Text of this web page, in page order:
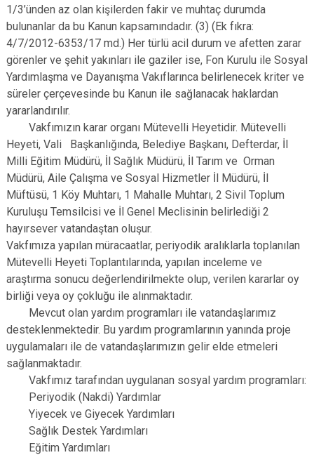
1/3’ünden az olan kişilerden fakir ve muhtaç durumda
bulunanlar da bu Kanun kapsamındadır. (3) (Ek fıkra:
4/7/2012-6353/17 md.) Her türlü acil durum ve afetten zarar
görenler ve şehit yakınları ile gaziler ise, Fon Kurulu ile Sosyal
Yardımlaşma ve Dayanışma Vakıflarınca belirlenecek kriter ve
süreler çerçevesinde bu Kanun ile sağlanacak haklardan
yararlandırılır.
Vakfımızın karar organı Mütevelli Heyetidir. Mütevelli
Heyeti, Vali Başkanlığında, Belediye Başkanı, Defterdar, İl
Milli Eğitim Müdürü, İl Sağlık Müdürü, İl Tarım ve Orman
Müdürü, Aile Çalışma ve Sosyal Hizmetler İl Müdürü, İl
Müftüsü, 1 Köy Muhtarı, 1 Mahalle Muhtarı, 2 Sivil Toplum
Kuruluşu Temsilcisi ve İl Genel Meclisinin belirlediği 2
hayırsever vatandaştan oluşur.
Vakfımıza yapılan müracaatlar, periyodik aralıklarla toplanılan
Mütevelli Heyeti Toplantılarında, yapılan inceleme ve
araştırma sonucu değerlendirilmekte olup, verilen kararlar oy
birliği veya oy çokluğu ile alınmaktadır.
Mevcut olan yardım programları ile vatandaşlarımız
desteklenmektedir. Bu yardım programlarının yanında proje
uygulamaları ile de vatandaşlarımızın gelir elde etmeleri
sağlanmaktadır.
Vakfımız tarafından uygulanan sosyal yardım programları:
Periyodik (Nakdi) Yardımlar
Yiyecek ve Giyecek Yardımları
Sağlık Destek Yardımları
Eğitim Yardımları